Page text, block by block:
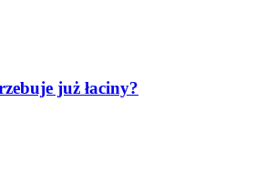
już łaciny?